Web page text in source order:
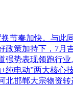
节奏加快。与
策加持下，7月
势表现领跑行
电动”两大核
邯郸大宗物资